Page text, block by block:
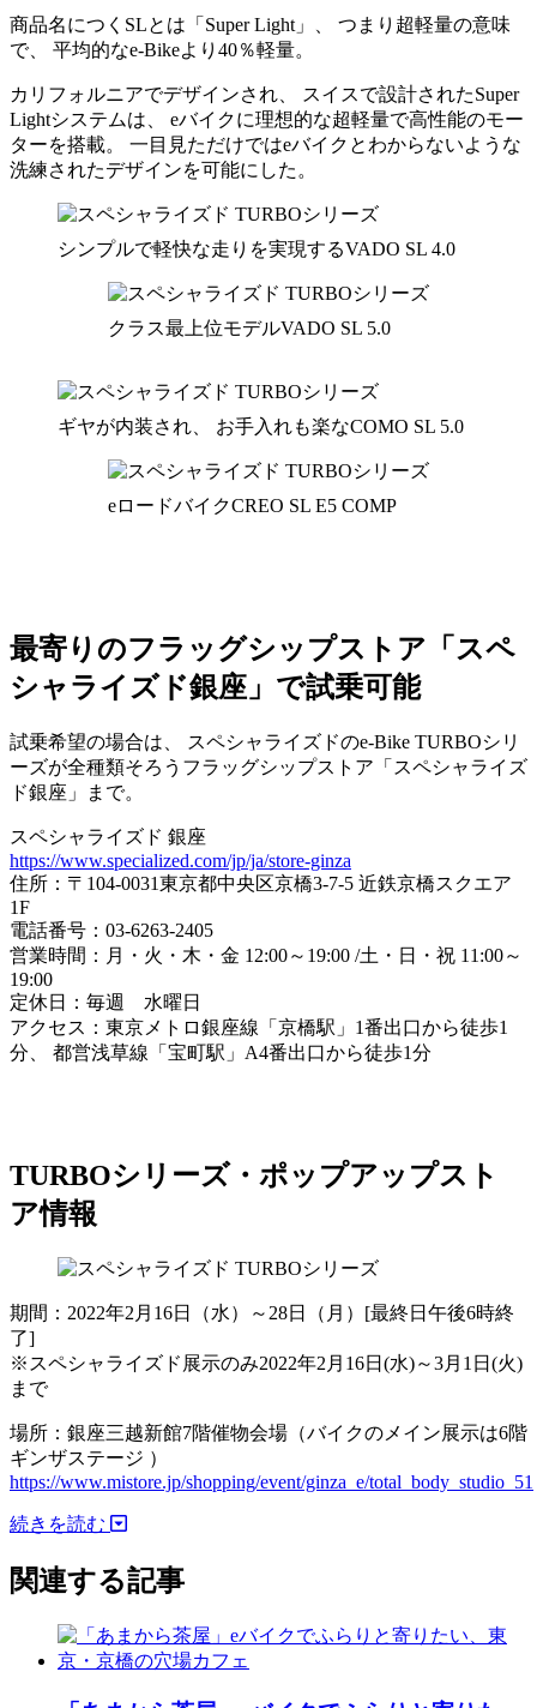
商品名につくSLとは「Super Light」、 つまり超軽量の意味
で、 平均的なe-Bikeより40％軽量。
カリフォルニアでデザインされ、 スイスで設計されたSuper
Lightシステムは、 eバイクに理想的な超軽量で高性能のモー
ターを搭載。 一目見ただけではeバイクとわからないような
洗練されたデザインを可能にした。
シンプルで軽快な走りを実現するVADO SL 4.0
クラス最上位モデルVADO SL 5.0
ギヤが内装され、 お手入れも楽なCOMO SL 5.0
eロードバイクCREO SL E5 COMP
最寄りのフラッグシップストア「スペ
シャライズド銀座」で試乗可能
試乗希望の場合は、 スペシャライズドのe-Bike TURBOシリ
ーズが全種類そろうフラッグシップストア「スペシャライズ
ド銀座」まで。
スペシャライズド 銀座
https://www.specialized.com/jp/ja/store-ginza
住所：〒104-0031東京都中央区京橋3-7-5 近鉄京橋スクエア
1F
電話番号：03-6263-2405
営業時間：月・火・木・金 12:00～19:00 /土・日・祝 11:00～
19:00
定休日：毎週 水曜日
アクセス：東京メトロ銀座線「京橋駅」1番出口から徒歩1
分、 都営浅草線「宝町駅」A4番出口から徒歩1分
TURBOシリーズ・ポップアップスト
ア情報
期間：2022年2月16日（水）～28日（月）[最終日午後6時終
了]
※スペシャライズド展示のみ2022年2月16日(水)～3月1日(火)
まで
場所：銀座三越新館7階催物会場（バイクのメイン展示は6階
ギンザステージ ）
https://www.mistore.jp/shopping/event/ginza_e/total_body_studio_51
続きを読む
関連する記事